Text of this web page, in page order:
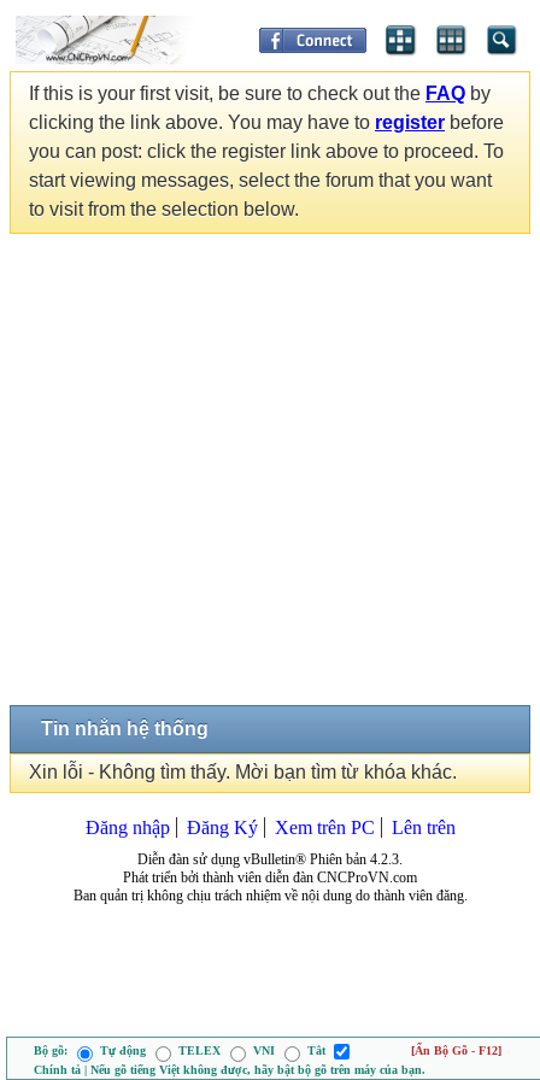
If this is your first visit, be sure to check out the FAQ by
clicking the link above. You may have to register before
you can post: click the register link above to proceed. To
start viewing messages, select the forum that you want
to visit from the selection below.
Tin nhắn hệ thống
Xin lỗi - Không tìm thấy. Mời bạn tìm từ khóa khác.
Đăng nhập Đăng Ký Xem trên PC Lên trên
Diễn đàn sử dụng vBulletin® Phiên bản 4.2.3.
Phát triển bởi thành viên diễn đàn CNCProVN.com
Ban quản trị không chịu trách nhiệm về nội dung do thành viên đăng.
Bộ gõ: Tự động TELEX VNI Tắt
[Ẩn Bộ Gõ - F12]
Chính tả | Nếu gõ tiếng Việt không được, hãy bật bộ gõ trên máy của bạn.